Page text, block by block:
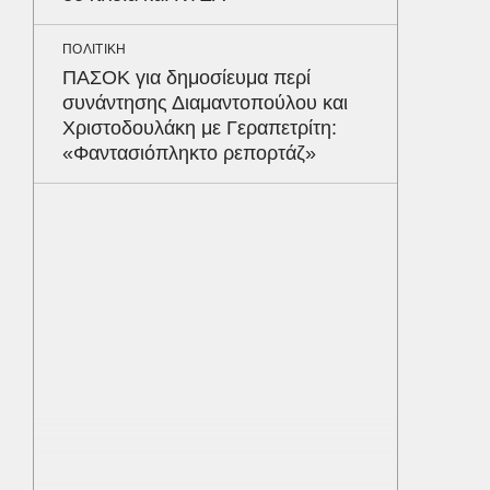
ΠΟΛΙΤΙΚΗ
ΠΑΣΟΚ για δημοσίευμα περί
συνάντησης Διαμαντοπούλου και
Χριστοδουλάκη με Γεραπετρίτη:
«Φαντασιόπληκτο ρεπορτάζ»